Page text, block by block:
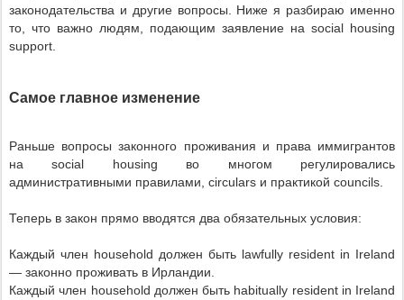
законодательства и другие вопросы. Ниже я разбираю именно
то, что важно людям, подающим заявление на social housing
support.
Самое главное изменение
Раньше вопросы законного проживания и права иммигрантов
на social housing во многом регулировались
административными правилами, circulars и практикой councils.
Теперь в закон прямо вводятся два обязательных условия:
Каждый член household должен быть lawfully resident in Ireland
— законно проживать в Ирландии.
Каждый член household должен быть habitually resident in Ireland